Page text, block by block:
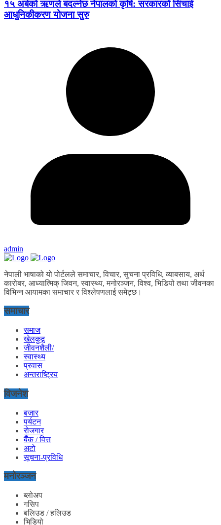
१५ अर्बको ऋणले बदल्नेछ नेपालको कृषि: सरकारको सिंचाई
आधुनिकीकरण योजना सुरु
admin
नेपाली भाषाको यो पोर्टलले समाचार, विचार, सुचना प्रविधि, व्याबसाय, अर्थ
कारोबर, आध्यात्मिक् जिवन, स्वास्थ्य, मनोरञ्जन, विश्व, भिडियो तथा जीवनका
विभिन्न आयामका समाचार र विश्लेषणलाई समेट्छ।
समाचार
समाज
खेलकुद़़
जीवनशैली/
स्वास्थ्य
प्रवास
अन्तराष्ट्रिय
विजनेश
बजार
पर्यटन
रोजगार
बैँक / वित्त
अटो
सूचना-प्रविधि
मनोरञ्जन
ब्लोअप
गसिप
बलिउड / हलिउड
भिडियो